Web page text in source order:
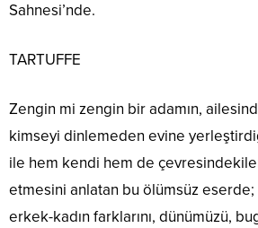
Sahnesi’nde.
TARTUFFE
Zengin mi zengin bir adamın,
kimseyi dinlemeden evine
ile hem kendi hem de
etmesini anlatan bu ölümsüz eserde;
erkek-kadın farklarını, dünümüzü,